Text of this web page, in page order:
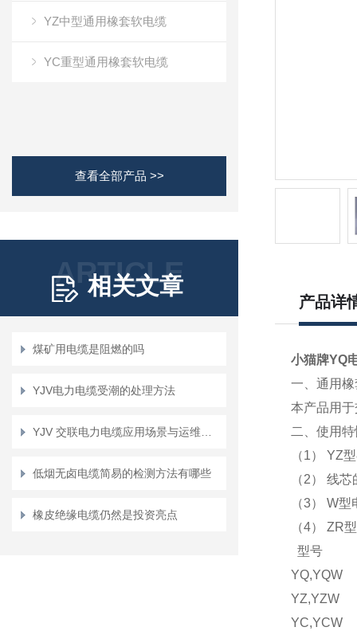
YZ中型通用橡套软电缆
YC重型通用橡套软电缆
查看全部产品 >>
ARTICLE
相关文章
煤矿用电缆是阻燃的吗
YJV电力电缆受潮的处理方法
低烟无卤电缆简易的检测方法有哪些
橡皮绝缘电缆仍然是投资亮点
产品详
小猫牌YQ
一、通用
本产品用
二、使用特
（1） YZ
（2） 线
（3） W
（4） ZR
型
YZ,YZW
YC,YCW